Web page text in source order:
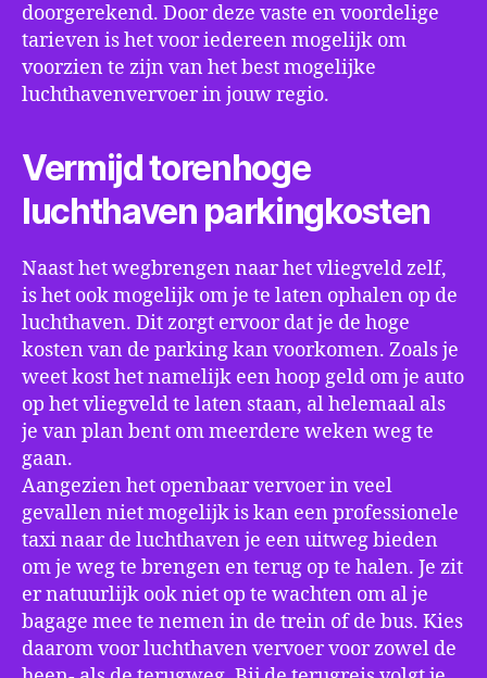
doorgerekend. Door deze vaste en voordelige
tarieven is het voor iedereen mogelijk om
voorzien te zijn van het best mogelijke
luchthavenvervoer in jouw regio.
Vermijd torenhoge
luchthaven parkingkosten
Naast het wegbrengen naar het vliegveld zelf,
is het ook mogelijk om je te laten ophalen op de
luchthaven. Dit zorgt ervoor dat je de hoge
kosten van de parking kan voorkomen. Zoals je
weet kost het namelijk een hoop geld om je auto
op het vliegveld te laten staan, al helemaal als
je van plan bent om meerdere weken weg te
gaan.
Aangezien het openbaar vervoer in veel
gevallen niet mogelijk is kan een professionele
taxi naar de luchthaven je een uitweg bieden
om je weg te brengen en terug op te halen. Je zit
er natuurlijk ook niet op te wachten om al je
bagage mee te nemen in de trein of de bus. Kies
daarom voor luchthaven vervoer voor zowel de